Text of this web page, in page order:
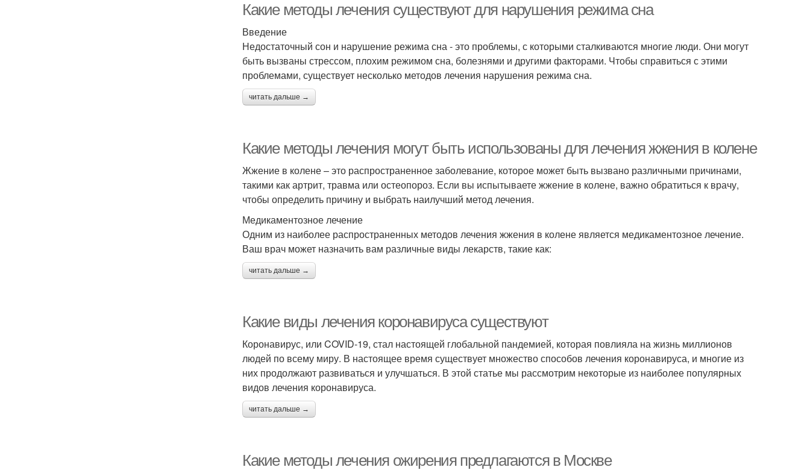
Какие методы лечения существуют для нарушения режима сна
Введение
Недостаточный сон и нарушение режима сна - это проблемы, с которыми сталкиваются многие люди. Они могут
быть вызваны стрессом, плохим режимом сна, болезнями и другими факторами. Чтобы справиться с этими
проблемами, существует несколько методов лечения нарушения режима сна.
читать дальше →
Какие методы лечения могут быть использованы для лечения жжения в колене
Жжение в колене – это распространенное заболевание, которое может быть вызвано различными причинами,
такими как артрит, травма или остеопороз. Если вы испытываете жжение в колене, важно обратиться к врачу,
чтобы определить причину и выбрать наилучший метод лечения.
Медикаментозное лечение
Одним из наиболее распространенных методов лечения жжения в колене является медикаментозное лечение.
Ваш врач может назначить вам различные виды лекарств, такие как:
читать дальше →
Какие виды лечения коронавируса существуют
Коронавирус, или COVID-19, стал настоящей глобальной пандемией, которая повлияла на жизнь миллионов
людей по всему миру. В настоящее время существует множество способов лечения коронавируса, и многие из
них продолжают развиваться и улучшаться. В этой статье мы рассмотрим некоторые из наиболее популярных
видов лечения коронавируса.
читать дальше →
Какие методы лечения ожирения предлагаются в Москве